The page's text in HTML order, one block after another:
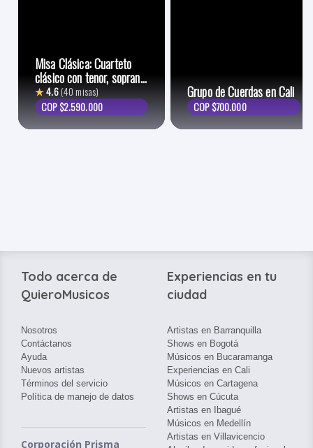
Misa Clásica: Cuarteto
clásico con tenor, soprano
y piano
★4.6(40 misas)
COP $2.590.000
Grupo de Cuerdas en Cali
COP $700.000
Todo acerca de
QuieroMusicos
Nosotros
Contáctanos
Ayuda
Nuevos artistas
Términos del servicio
Política de manejo de datos
Corporación Prisma
Experiencias en tu
ciudad
Artistas en Barranquilla
Shows en Bogotá
Músicos en Bucaramanga
Experiencias en Cali
Músicos en Cartagena
Shows en Cúcuta
Artistas en Ibagué
Músicos en Medellín
Artistas en Villavicencio